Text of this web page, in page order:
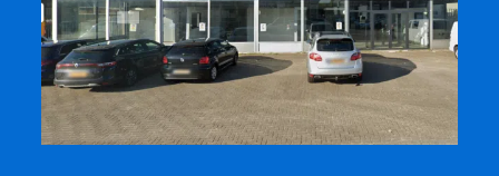
e
b
o
t
t
e